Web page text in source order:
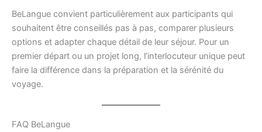
BeLangue convient particulièrement aux participants qui
souhaitent être conseillés pas à pas, comparer plusieurs
options et adapter chaque détail de leur séjour. Pour un
premier départ ou un projet long, l’interlocuteur unique peut
faire la différence dans la préparation et la sérénité du
voyage.
FAQ BeLangue